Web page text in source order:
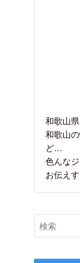
和歌山県
和歌山
ど…
色んな
お伝え